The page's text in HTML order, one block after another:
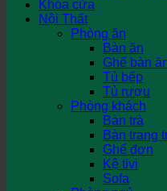
Khóa cửa
Nội Thất
Phòng ăn
Bàn ăn
Ghế bàn
Tủ bếp
Tủ rượu
Phòng khách
Bàn trà
Bàn trang
Ghế đơn
Kệ tivi
Sofa